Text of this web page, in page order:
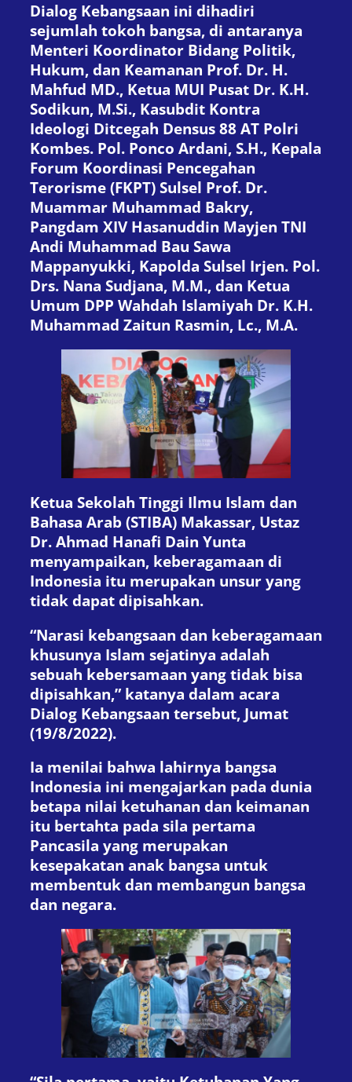
Dialog Kebangsaan ini dihadiri
sejumlah tokoh bangsa, di antaranya
Menteri Koordinator Bidang Politik,
Hukum, dan Keamanan Prof. Dr. H.
Mahfud MD., Ketua MUI Pusat Dr. K.H.
Sodikun, M.Si., Kasubdit Kontra
Ideologi Ditcegah Densus 88 AT Polri
Kombes. Pol. Ponco Ardani, S.H., Kepala
Forum Koordinasi Pencegahan
Terorisme (FKPT) Sulsel Prof. Dr.
Muammar Muhammad Bakry,
Pangdam XIV Hasanuddin Mayjen TNI
Andi Muhammad Bau Sawa
Mappanyukki, Kapolda Sulsel Irjen. Pol.
Drs. Nana Sudjana, M.M., dan Ketua
Umum DPP Wahdah Islamiyah Dr. K.H.
Muhammad Zaitun Rasmin, Lc., M.A.
Ketua Sekolah Tinggi Ilmu Islam dan
Bahasa Arab (STIBA) Makassar, Ustaz
Dr. Ahmad Hanafi Dain Yunta
menyampaikan, keberagamaan di
Indonesia itu merupakan unsur yang
tidak dapat dipisahkan.
“Narasi kebangsaan dan keberagamaan
khusunya Islam sejatinya adalah
sebuah kebersamaan yang tidak bisa
dipisahkan,” katanya dalam acara
Dialog Kebangsaan tersebut, Jumat
(19/8/2022).
Ia menilai bahwa lahirnya bangsa
Indonesia ini mengajarkan pada dunia
betapa nilai ketuhanan dan keimanan
itu bertahta pada sila pertama
Pancasila yang merupakan
kesepakatan anak bangsa untuk
membentuk dan membangun bangsa
dan negara.